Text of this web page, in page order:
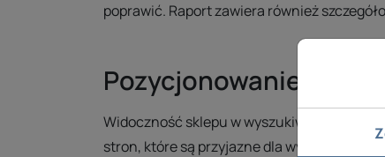
poprawić. Raport zawiera również
Pozycjonowanie
Widoczność sklepu w wyszukiwarkach jest
stron, które są przyjazne dla